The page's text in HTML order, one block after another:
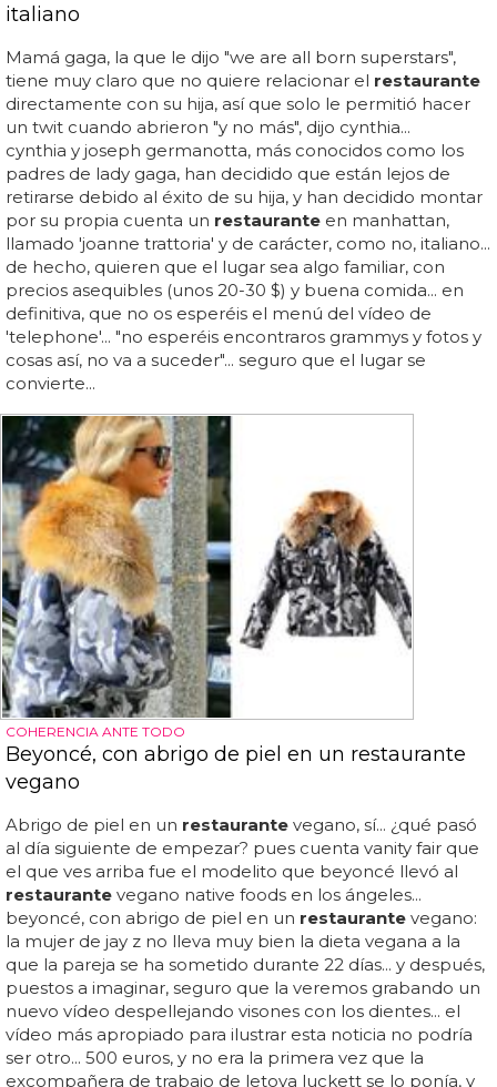
italiano
Mamá gaga, la que le dijo "we are all born superstars",
tiene muy claro que no quiere relacionar el restaurante
directamente con su hija, así que solo le permitió hacer
un twit cuando abrieron "y no más", dijo cynthia...
cynthia y joseph germanotta, más conocidos como los
padres de lady gaga, han decidido que están lejos de
retirarse debido al éxito de su hija, y han decidido montar
por su propia cuenta un restaurante en manhattan,
llamado 'joanne trattoria' y de carácter, como no, italiano...
de hecho, quieren que el lugar sea algo familiar, con
precios asequibles (unos 20-30 $) y buena comida... en
definitiva, que no os esperéis el menú del vídeo de
'telephone'... "no esperéis encontraros grammys y fotos y
cosas así, no va a suceder"... seguro que el lugar se
convierte...
COHERENCIA ANTE TODO
Beyoncé, con abrigo de piel en un restaurante
vegano
Abrigo de piel en un restaurante vegano, sí... ¿qué pasó
al día siguiente de empezar? pues cuenta vanity fair que
el que ves arriba fue el modelito que beyoncé llevó al
restaurante vegano native foods en los ángeles...
beyoncé, con abrigo de piel en un restaurante vegano:
la mujer de jay z no lleva muy bien la dieta vegana a la
que la pareja se ha sometido durante 22 días... y después,
puestos a imaginar, seguro que la veremos grabando un
nuevo vídeo despellejando visones con los dientes... el
vídeo más apropiado para ilustrar esta noticia no podría
ser otro... 500 euros, y no era la primera vez que la
excompañera de trabajo de letoya luckett se lo ponía, y